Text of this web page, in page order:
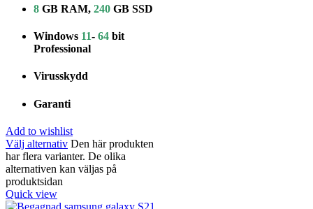
8 GB RAM, 240 GB SSD
Windows 11- 64 bit
Professional
Virusskydd
Garanti
Add to wishlist
Välj alternativ Den här produkten
har flera varianter. De olika
alternativen kan väljas på
produktsidan
Quick view